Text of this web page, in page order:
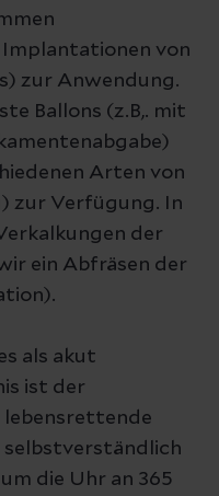
von
zur Anwendung.
Ballons (z.B,. mit
Arten von
zur Verfügung. In
der
ein Abfräsen der
als akut
ist der
selbstverständlich
die Uhr an 365